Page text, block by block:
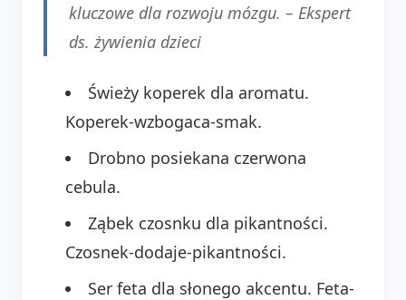
kluczowe dla rozwoju mózgu. – Ekspert
ds. żywienia dzieci
Świeży koperek dla aromatu.
Koperek-wzbogaca-smak.
Drobno posiekana czerwona
cebula.
Ząbek czosnku dla pikantności.
Czosnek-dodaje-pikantności.
Ser feta dla słonego akcentu. Feta-